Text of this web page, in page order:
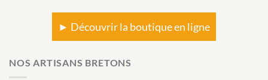
► Découvrir la boutique en ligne
NOS ARTISANS BRETONS